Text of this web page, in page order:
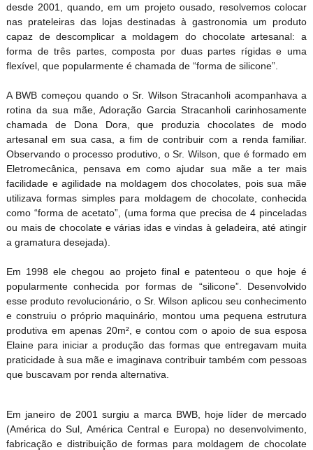
desde 2001, quando, em um projeto ousado, resolvemos colocar
nas prateleiras das lojas destinadas à gastronomia um produto
capaz de descomplicar a moldagem do chocolate artesanal: a
forma de três partes, composta por duas partes rígidas e uma
flexível, que popularmente é chamada de “forma de silicone”.
A BWB começou quando o Sr. Wilson Stracanholi acompanhava a
rotina da sua mãe, Adoração Garcia Stracanholi carinhosamente
chamada de Dona Dora, que produzia chocolates de modo
artesanal em sua casa, a fim de contribuir com a renda familiar.
Observando o processo produtivo, o Sr. Wilson, que é formado em
Eletromecânica, pensava em como ajudar sua mãe a ter mais
facilidade e agilidade na moldagem dos chocolates, pois sua mãe
utilizava formas simples para moldagem de chocolate, conhecida
como “forma de acetato”, (uma forma que precisa de 4 pinceladas
ou mais de chocolate e várias idas e vindas à geladeira, até atingir
a gramatura desejada).
Em 1998 ele chegou ao projeto final e patenteou o que hoje é
popularmente conhecida por formas de “silicone”. Desenvolvido
esse produto revolucionário, o Sr. Wilson aplicou seu conhecimento
e construiu o próprio maquinário, montou uma pequena estrutura
produtiva em apenas 20m², e contou com o apoio de sua esposa
Elaine para iniciar a produção das formas que entregavam muita
praticidade à sua mãe e imaginava contribuir também com pessoas
que buscavam por renda alternativa.
Em janeiro de 2001 surgiu a marca BWB, hoje líder de mercado
(América do Sul, América Central e Europa) no desenvolvimento,
fabricação e distribuição de formas para moldagem de chocolate